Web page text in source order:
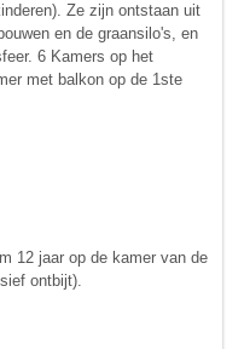
Ze zijn ontstaan uit
en de graansilo's, en
6 Kamers op het
met balkon op de 1ste
12 jaar op de kamer van de
ontbijt).